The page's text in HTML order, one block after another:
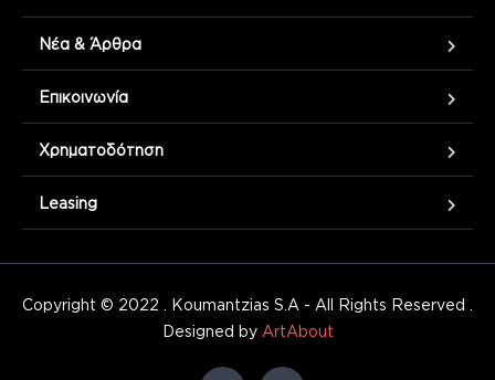
Νέα & Άρθρα
Επικοινωνία
Χρηματοδότηση
Leasing
Copyright © 2022 . Koumantzias S.A - All Rights Reserved .
Designed by ArtAbout